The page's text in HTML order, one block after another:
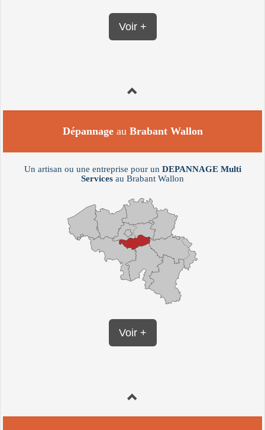
Voir +
Dépannage au Brabant Wallon
Un artisan ou une entreprise pour un DEPANNAGE Multi
Services au Brabant Wallon
Voir +